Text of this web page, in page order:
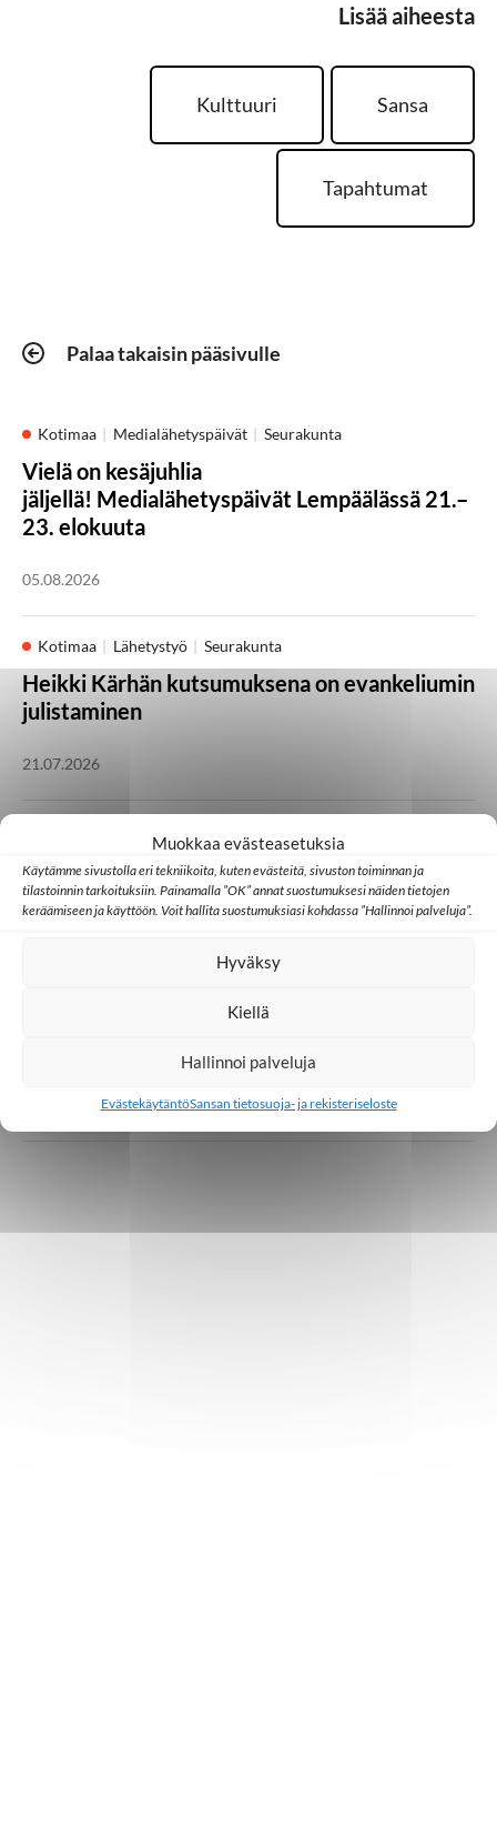
Muokkaa evästeasetuksia
Käytämme sivustolla eri tekniikoita, kuten evästeitä, sivuston toiminnan ja
tilastoinnin tarkoituksiin. Painamalla ”OK” annat suostumuksesi näiden tietojen
keräämiseen ja käyttöön. Voit hallita suostumuksiasi kohdassa ”Hallinnoi palveluja”.
Hyväksy
Kiellä
Hallinnoi palveluja
EvästekäytäntöSansan tietosuoja- ja rekisteriseloste
Lisää aiheesta
Kulttuuri Sansa
Tapahtumat
Palaa takaisin pääsivulle
Kotimaa Medialähetyspäivät Seurakunta
Vielä on kesäjuhlia
jäljellä! Medialähetyspäivät Lempäälässä 21.–
23. elokuuta
05.08.2026
Kotimaa Lähetystyö Seurakunta
Heikki Kärhän kutsumuksena on evankeliumin
julistaminen
21.07.2026
Millainen kristillinen some toimii Aasiassa?
07.07.2026
Ed Cannon: Joskus koko yhteisö muuttuu
yhden uuden uskovan kautta